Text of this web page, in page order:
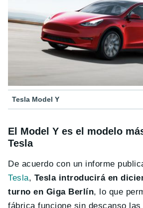
Tesla Model Y
El Model Y es el modelo
Tesla
De acuerdo con un informe
Tesla, Tesla introducirá en
turno en Giga Berlín, lo que
fábrica funcione sin descanso